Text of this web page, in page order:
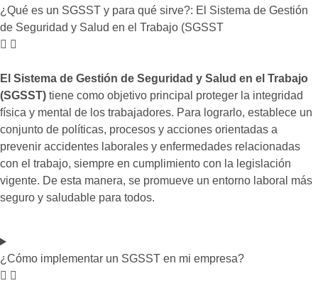
¿Qué es un SGSST y para qué sirve?: El Sistema de Gestión
de Seguridad y Salud en el Trabajo (SGSST
El Sistema de Gestión de Seguridad y Salud en el Trabajo
(SGSST) tiene como objetivo principal proteger la integridad
física y mental de los trabajadores. Para lograrlo, establece un
conjunto de políticas, procesos y acciones orientadas a
prevenir accidentes laborales y enfermedades relacionadas
con el trabajo, siempre en cumplimiento con la legislación
vigente. De esta manera, se promueve un entorno laboral más
seguro y saludable para todos.
¿Cómo implementar un SGSST en mi empresa?